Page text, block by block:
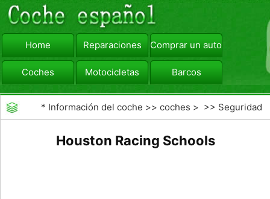
Home Reparaciones Comprar un automóvil
Coches Motocicletas Barcos
viajar Camiones
* Información del coche >>coches > >> Seguridad
Houston Racing Schools